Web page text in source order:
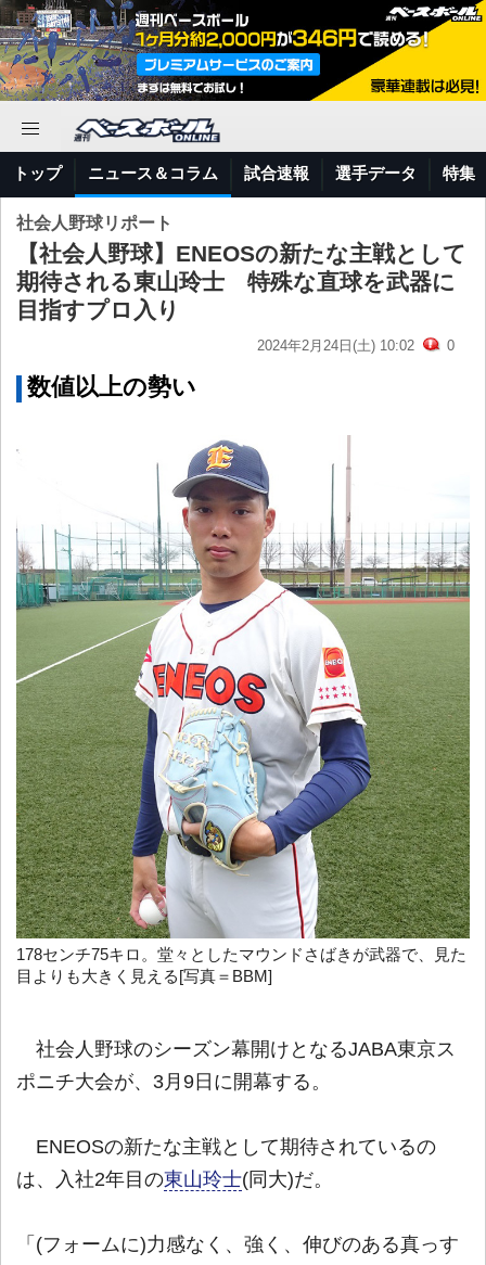
トップ ニュース＆コラム 試合速報 選手データ 特集
社会人野球リポート
【社会人野球】ENEOSの新たな主戦として
期待される東山玲士 特殊な直球を武器に
目指すプロ入り
2024年2月24日(土) 10:02 0
数値以上の勢い
178センチ75キロ。堂々としたマウンドさばきが武器で、見た
目よりも大きく見える[写真＝BBM]
社会人野球のシーズン幕開けとなるJABA東京ス
ポニチ大会が、3月9日に開幕する。
ENEOSの新たな主戦として期待されているの
は、入社2年目の東山玲士(同大)だ。
「(フォームに)力感なく、強く、伸びのある真っす